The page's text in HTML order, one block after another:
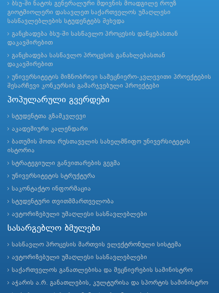
ბსუ-ში ნატოს გენერალური მდივნის მოადგილე როუზ
გიოტმიოლერი დასავლეთ საქართველოს უმაღლესი
სასწავლებლების სტუდენტებს შეხვდა
განცხადება ბსუ-ში სასწავლო პროცესის დაწყებასთან
დაკავშირებით
განცხადება სასწავლო პროცესის განახლებასთან
დაკავშირებით
უნივერსიტეტის მიზნობრივი სამეცნიერო-კვლევითი პროექტების
შესარჩევი კონკურსის გამარჯვებული პროექტები
პოპულარული გვერდები
სტუდენტთა გზამკვლევი
აკადემიური კალენდარი
ბათუმის შოთა რუსთაველის სახელმწიფო უნივერსიტეტის
ისტორია
სტრატეგიული განვითარების გეგმა
უნივერსიტეტის სტრუქტურა
საკონტაქტო ინფორმაცია
სტუდენტური თვითმმართველობა
ავტორიზებული უმაღლესი სასწავლებლები
სასარგებლო ბმულები
სასწავლო პროცესის მართვის ელექტრონული სისტემა
ავტორიზებული უმაღლესი სასწავლებლები
საქართველოს განათლებისა და მეცნიერების სამინისტრო
აჭარის ა.რ. განათლების, კულტურისა და სპორტის სამინისტრო